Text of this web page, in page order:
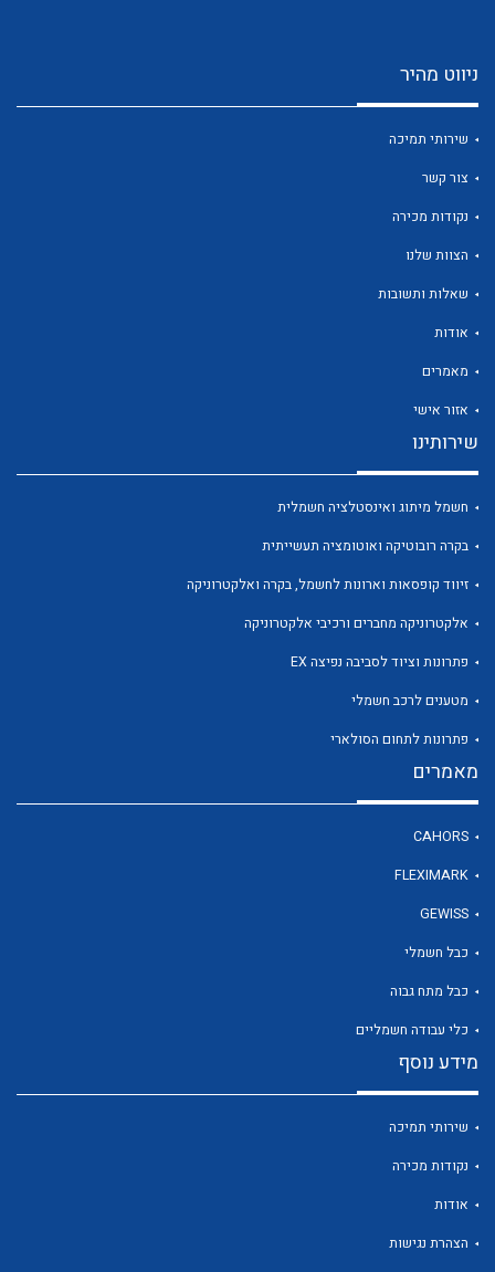
לכל מוצרי היצרן
לכל מוצרי היצרן לכל מוצרי היצרן
לכל מוצרי היצרן
לכל מוצרי היצרן
ניווט מהיר
שירותי תמיכה
צור קשר
נקודות מכירה
הצוות שלנו
שאלות ותשובות
אודות
מאמרים
אזור אישי
שירותינו
חשמל מיתוג ואינסטלציה חשמלית
בקרה רובוטיקה ואוטומציה תעשייתית
זיווד קופסאות וארונות לחשמל, בקרה ואלקטרוניקה
אלקטרוניקה מחברים ורכיבי אלקטרוניקה
פתרונות וציוד לסביבה נפיצה EX
מטענים לרכב חשמלי
פתרונות לתחום הסולארי
מאמרים
CAHORS
FLEXIMARK
GEWISS
כבל חשמלי
כבל מתח גבוה
כלי עבודה חשמליים
מידע נוסף
שירותי תמיכה
נקודות מכירה
אודות
הצהרת נגישות